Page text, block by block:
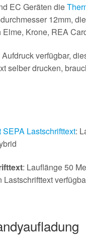
EC Geräten die
12mm,
Krone, REA
verfügbar,
selber drucken,
Lastschrifttext:
: Lauflänge 50